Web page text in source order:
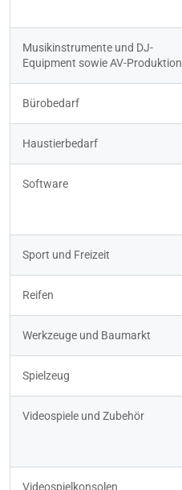
Musikinstrumente und DJ-
Equipment sowie AV-Produktion
Bürobedarf
Haustierbedarf
Software
Sport und Freizeit
Reifen
Werkzeuge und Baumarkt
Spielzeug
Videospiele und Zubehör
Videospielkonsolen